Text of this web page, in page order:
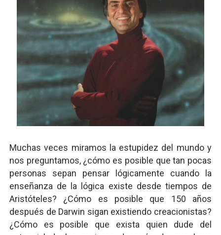
Muchas veces miramos la estupidez del mundo y
nos preguntamos, ¿cómo es posible que tan pocas
personas sepan pensar lógicamente cuando la
enseñanza de la lógica existe desde tiempos de
Aristóteles? ¿Cómo es posible que 150 años
después de Darwin sigan existiendo creacionistas?
¿Cómo es posible que exista quien dude del